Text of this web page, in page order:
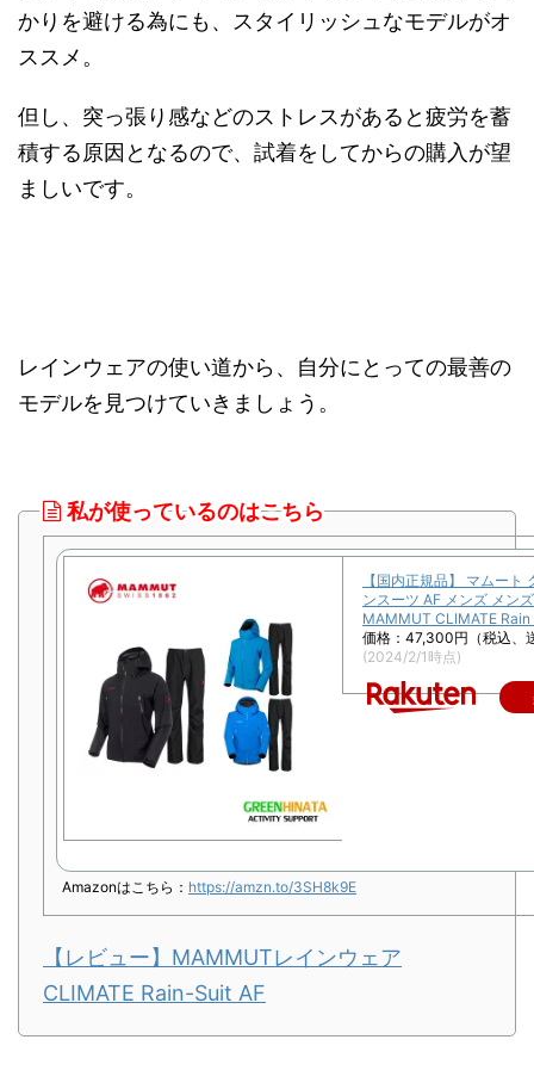
かりを避ける為にも、スタイリッシュなモデルがオ
ススメ。
但し、突っ張り感などのストレスがあると疲労を蓄
積する原因となるので、試着をしてからの購入が望
ましいです。
レインウェアの使い道から、自分にとっての最善の
モデルを見つけていきましょう。
私が使っているのはこちら
【国内正規品】 マムート
ンスーツ AF メンズ メン
MAMMUT CLIMATE
価格：47,300円（税込、
(2024/2/1時点)
Amazonはこちら： https://amzn.to/3SH8k9E
【レビュー】MAMMUTレインウェア
CLIMATE Rain-Suit AF